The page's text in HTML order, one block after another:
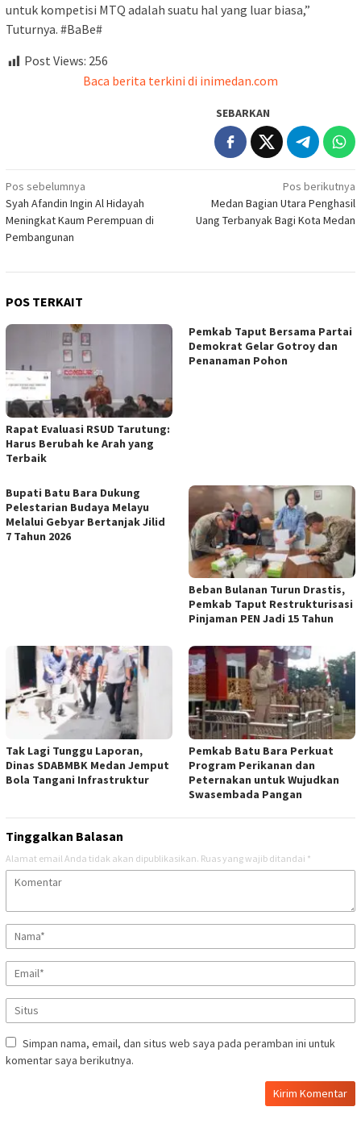
untuk kompetisi MTQ adalah suatu hal yang luar biasa,”
Tuturnya. #BaBe#
Post Views: 256
Baca berita terkini di inimedan.com
SEBARKAN
Navigasi
pos
Pos sebelumnya
Syah Afandin Ingin Al Hidayah
Meningkat Kaum Perempuan di
Pembangunan
Pos berikutnya
Medan Bagian Utara Penghasil
Uang Terbanyak Bagi Kota Medan
POS TERKAIT
Rapat Evaluasi RSUD Tarutung:
Harus Berubah ke Arah yang
Terbaik
Pemkab Taput Bersama Partai
Demokrat Gelar Gotroy dan
Penanaman Pohon
Bupati Batu Bara Dukung
Pelestarian Budaya Melayu
Melalui Gebyar Bertanjak Jilid
7 Tahun 2026
Beban Bulanan Turun Drastis,
Pemkab Taput Restrukturisasi
Pinjaman PEN Jadi 15 Tahun‎
Tak Lagi Tunggu Laporan,
Dinas SDABMBK Medan Jemput
Bola Tangani Infrastruktur
Pemkab Batu Bara Perkuat
Program Perikanan dan
Peternakan untuk Wujudkan
Swasembada Pangan
Tinggalkan Balasan
Alamat email Anda tidak akan dipublikasikan. Ruas yang wajib ditandai *
Simpan nama, email, dan situs web saya pada peramban ini untuk
komentar saya berikutnya.